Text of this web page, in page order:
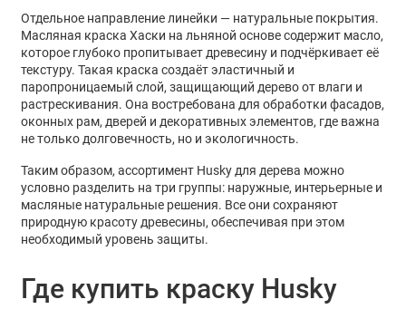
Отдельное направление линейки — натуральные покрытия.
Масляная краска Хаски на льняной основесодержит масло,
которое глубоко пропитывает древесину и подчёркивает её
текстуру. Такая краска создаёт эластичный и
паропроницаемый слой, защищающий дерево от влаги и
растрескивания. Она востребована для обработки фасадов,
оконных рам, дверей и декоративных элементов, где важна
не только долговечность, но и экологичность.
Таким образом, ассортимент Husky для дерева можно
условно разделить на три группы: наружные, интерьерные и
масляные натуральные решения. Все они сохраняют
природную красоту древесины, обеспечивая при этом
необходимый уровень защиты.
Где купить краску Husky